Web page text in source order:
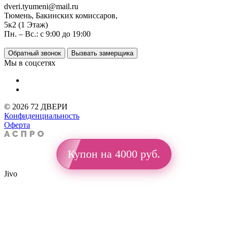
dveri.tyumeni@mail.ru
Тюмень, Бакинских комиссаров,
5к2 (1 Этаж)
Пн. – Вс.: с 9:00 до 19:00
Обратный звонок Вызвать замерщика
Мы в соцсетях
© 2026 72 ДВЕРИ
Конфиденциальность
Оферта
Купон на 4000 руб.
Jivo